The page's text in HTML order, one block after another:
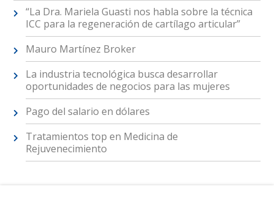
“La Dra. Mariela Guasti nos habla sobre la técnica
ICC para la regeneración de cartílago articular”
Mauro Martínez Broker
La industria tecnológica busca desarrollar
oportunidades de negocios para las mujeres
Pago del salario en dólares
Tratamientos top en Medicina de
Rejuvenecimiento